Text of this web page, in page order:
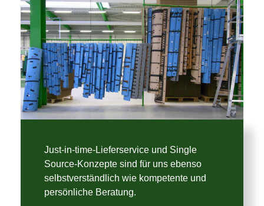
Just-in-time-Lieferservice und Single
Source-Konzepte sind für uns ebenso
selbstverständlich wie kompetente und
persönliche Beratung.